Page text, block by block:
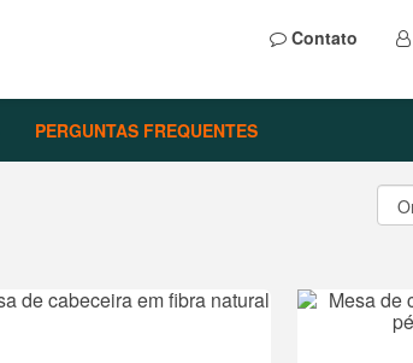
Contato
PERGUNTAS FREQUENTES